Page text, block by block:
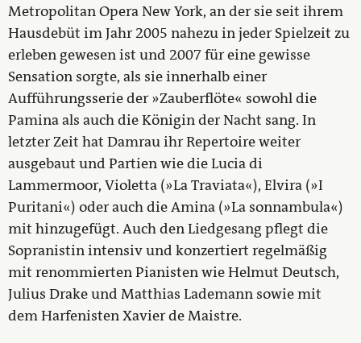
Metropolitan Opera New York, an der sie seit ihrem
Hausdebüt im Jahr 2005 nahezu in jeder Spielzeit zu
erleben gewesen ist und 2007 für eine gewisse
Sensation sorgte, als sie innerhalb einer
Aufführungsserie der »Zauberflöte« sowohl die
Pamina als auch die Königin der Nacht sang. In
letzter Zeit hat Damrau ihr Repertoire weiter
ausgebaut und Partien wie die Lucia di
Lammermoor, Violetta (»La Traviata«), Elvira (»I
Puritani«) oder auch die Amina (»La sonnambula«)
mit hinzugefügt. Auch den Liedgesang pflegt die
Sopranistin intensiv und konzertiert regelmäßig
mit renommierten Pianisten wie Helmut Deutsch,
Julius Drake und Matthias Lademann sowie mit
dem Harfenisten Xavier de Maistre.